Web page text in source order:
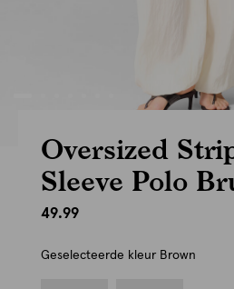
Oversized
Sleeve Polo
49.99
Geselecteerde kleur Brown